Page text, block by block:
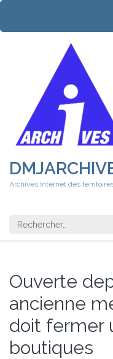
Aller
contenu
Archives Internet des
Ouverte
ancienne
doit fermer
boutiques